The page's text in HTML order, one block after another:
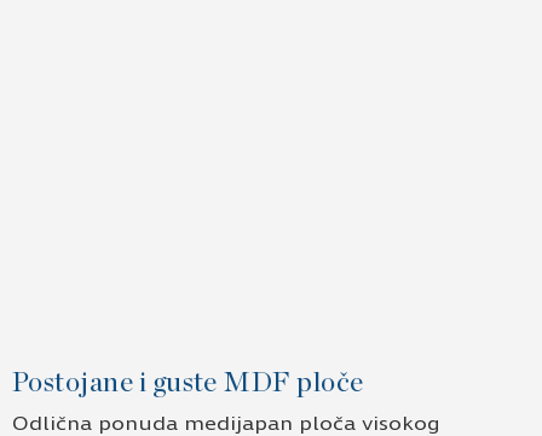
Postojane i guste MDF ploče
Odlična ponuda medijapan ploča visokog